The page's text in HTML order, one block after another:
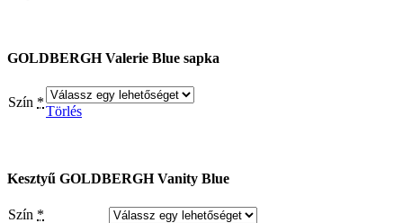
GOLDBERGH Valerie Blue sapka
Szín *
Törlés
Kesztyű GOLDBERGH Vanity Blue
Szín *